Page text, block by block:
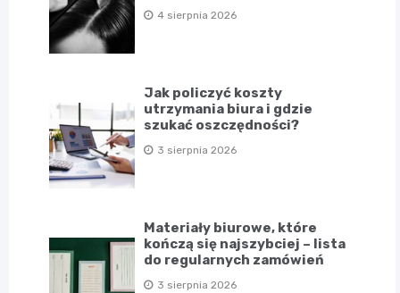
4 sierpnia 2026
Jak policzyć koszty
utrzymania biura i gdzie
szukać oszczędności?
3 sierpnia 2026
Materiały biurowe, które
kończą się najszybciej – lista
do regularnych zamówień
3 sierpnia 2026